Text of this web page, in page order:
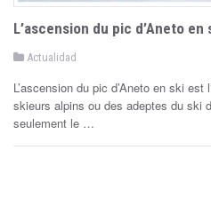
L’ascension du pic d’Aneto en
P
t
e
d
i
Actualidad
L’ascension du pic d’Aneto en ski
skieurs alpins ou des adeptes du ski
seulement le …